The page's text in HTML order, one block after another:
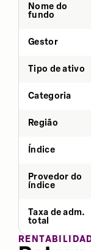
Nome do
fundo
Gestor
Tipo de ativo
Categoria
Região
Índice
Provedor do
índice
Taxa de adm.
total